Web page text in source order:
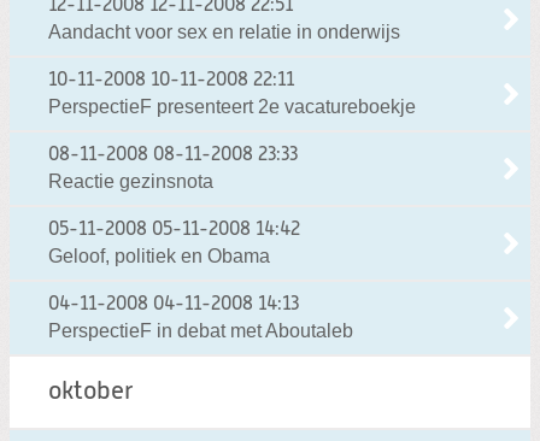
12-11-2008 12-11-2008 22:51
Aandacht voor sex en relatie in onderwijs
10-11-2008 10-11-2008 22:11
PerspectieF presenteert 2e vacatureboekje
08-11-2008 08-11-2008 23:33
Reactie gezinsnota
05-11-2008 05-11-2008 14:42
Geloof, politiek en Obama
04-11-2008 04-11-2008 14:13
PerspectieF in debat met Aboutaleb
oktober